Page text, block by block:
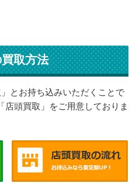
取方法
とお持ち込みいただくことで
店頭買取」をご用意しておりま